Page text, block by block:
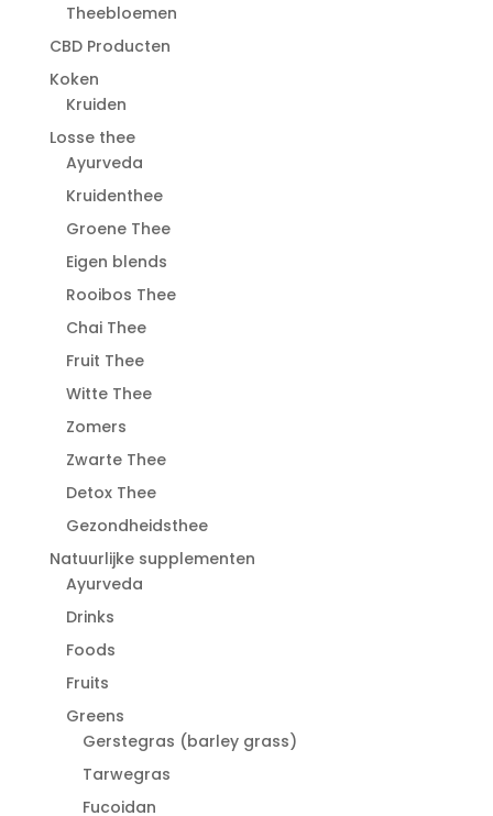
Theebloemen
CBD Producten
Koken
Kruiden
Losse thee
Ayurveda
Kruidenthee
Groene Thee
Eigen blends
Rooibos Thee
Chai Thee
Fruit Thee
Witte Thee
Zomers
Zwarte Thee
Detox Thee
Gezondheidsthee
Natuurlijke supplementen
Ayurveda
Drinks
Foods
Fruits
Greens
Gerstegras (barley grass)
Tarwegras
Fucoidan